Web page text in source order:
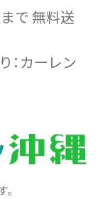
で 無料送
：カーレン